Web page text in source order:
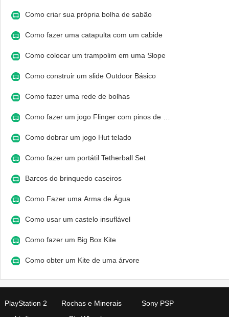
Como criar sua própria bolha de sabão
Como fazer uma catapulta com um cabide
Como colocar um trampolim em uma Slope
Como construir um slide Outdoor Básico
Como fazer uma rede de bolhas
Como fazer um jogo Flinger com pinos de …
Como dobrar um jogo Hut telado
Como fazer um portátil Tetherball Set
Barcos do brinquedo caseiros
Como Fazer uma Arma de Água
Como usar um castelo insuflável
Como fazer um Big Box Kite
Como obter um Kite de uma árvore
PlayStation 2 Rochas e Minerais
Sony PSP